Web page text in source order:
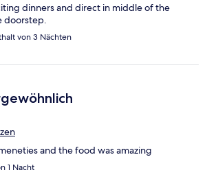
dinners and direct in middle of the
doorstep.
von 3 Nächten
and the food was amazing
1 Nacht